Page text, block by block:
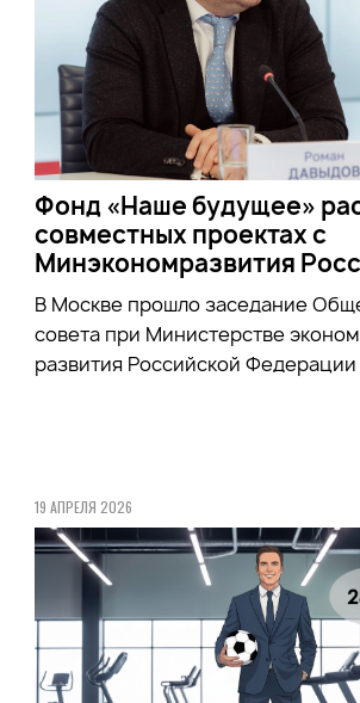
Фонд «Наше будущее»
совместных проектах с
Минэкономразвития
В Москве прошло заседание
совета при Министерстве
развития Российской Федерации
19 АПРЕЛЯ 2026